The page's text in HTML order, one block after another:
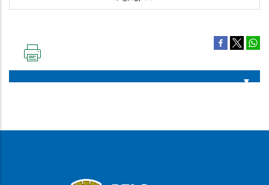
PÁGINA